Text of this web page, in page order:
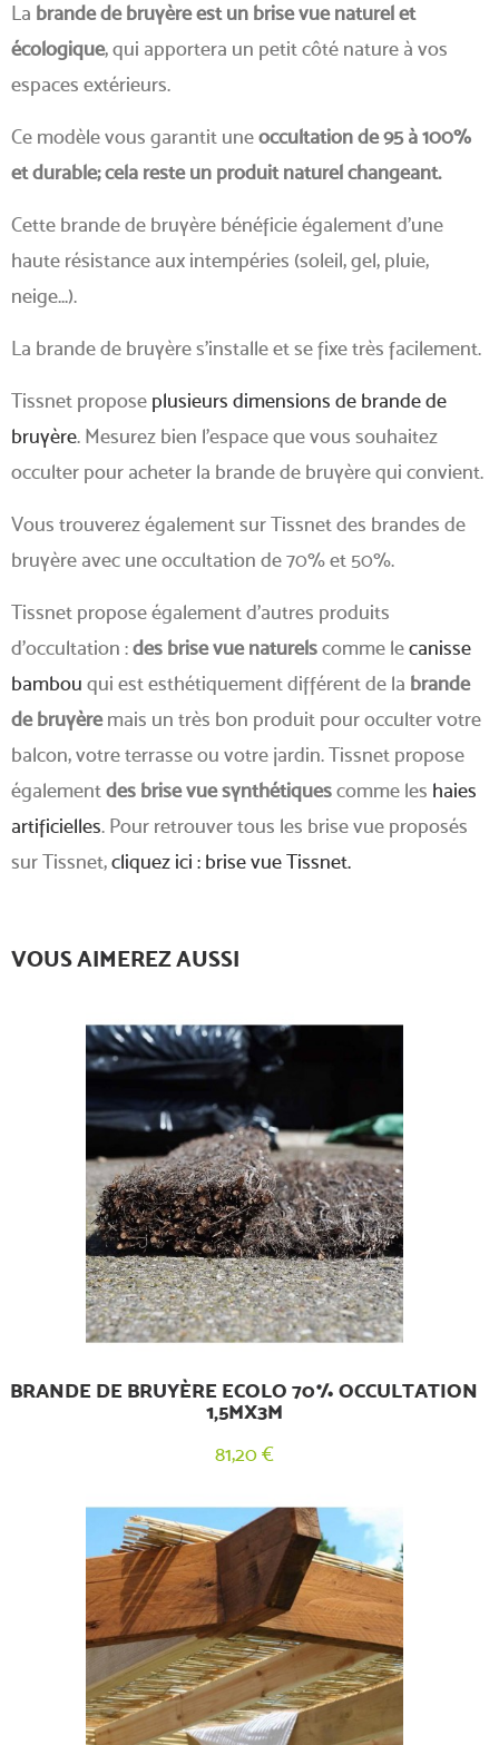
La brande de bruyère est un brise vue naturel et
écologique, qui apportera un petit côté nature à vos
espaces extérieurs.
Ce modèle vous garantit uneoccultation de 95 à 100%
et durable; cela reste un produit naturel changeant.
Cette brande de bruyère bénéficie également d'une
haute résistance aux intempéries (soleil, gel, pluie,
neige...).
La brande de bruyère s'installe et se fixe très facilement.
Tissnet propose plusieurs dimensions de brande de
bruyère. Mesurez bien l'espace que vous souhaitez
occulter pour acheter la brande de bruyère qui convient.
Vous trouverez également sur Tissnet des brandes de
bruyère avec une occultation de 70% et 50%.
Tissnet propose également d'autres produits
d'occultation :des brise vue naturelscomme lecanisse
bambou qui est esthétiquement différent de la brande
de bruyèremais un très bon produit pour occulter votre
balcon, votre terrasse ou votre jardin. Tissnet propose
également des brise vue synthétiquescomme les haies
artificielles. Pour retrouver tous les brise vue proposés
sur Tissnet,cliquez ici : brise vue Tissnet.
VOUS AIMEREZ AUSSI
BRANDE DE BRUYÈRE ECOLO 70% OCCULTATION
1,5MX3M
81,20 €